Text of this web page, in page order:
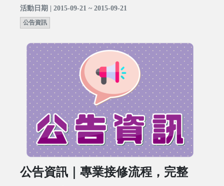
活動日期 | 2015-09-21 ~ 2015-09-21
公告資訊
公告資訊｜專業接修流程，完整